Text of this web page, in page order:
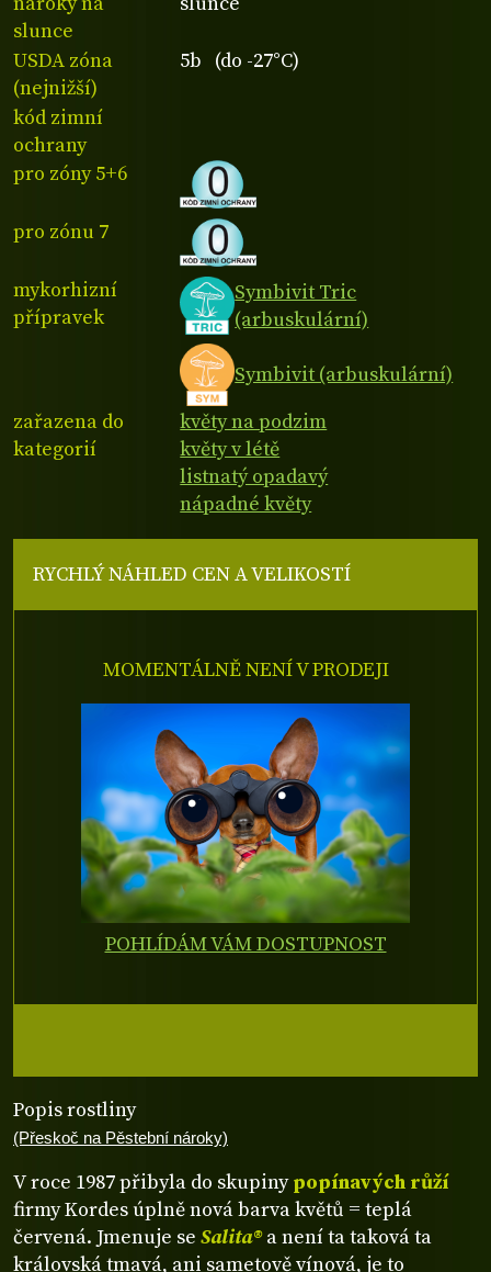
slunce
USDA zóna
(nejnižší)
5b (do -27°C)
kód zimní
ochrany
pro zóny 5+6
pro zónu 7
mykorhizní
přípravek
Symbivit Tric
(arbuskulární)
Symbivit (arbuskulární)
zařazena do
kategorií
květy na podzim
květy v létě
listnatý opadavý
nápadné květy
Popis rostliny
(Přeskoč na Pěstební nároky)
V roce 1987 přibyla do skupinypopínavých růží
firmy Kordes úplně nová barva květů = teplá
červená. Jmenuje se Salita®a není ta taková ta
královská tmavá, ani sametově vínová, je to
RYCHLÝ NÁHLED CEN A VELIKOSTÍ
MOMENTÁLNĚ NENÍ V PRODEJI
POHLÍDÁM VÁM DOSTUPNOST